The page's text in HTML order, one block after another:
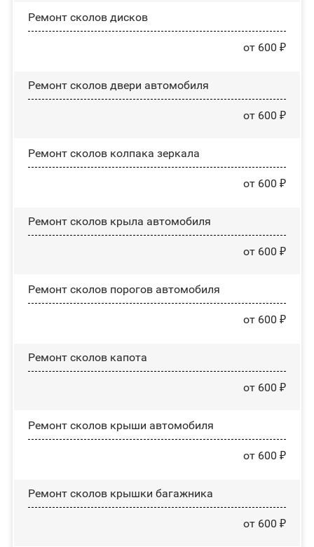
Ремонт сколов дисков
от 600 ₽
Ремонт сколов двери автомобиля
от 600 ₽
Ремонт сколов колпака зеркала
от 600 ₽
Ремонт сколов крыла автомобиля
от 600 ₽
Ремонт сколов порогов автомобиля
от 600 ₽
Ремонт сколов капота
от 600 ₽
Ремонт сколов крыши автомобиля
от 600 ₽
Ремонт сколов крышки багажника
от 600 ₽